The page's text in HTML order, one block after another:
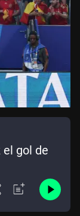
gol de